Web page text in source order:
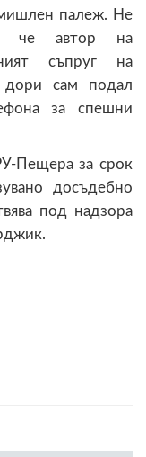
палеж. Не
че автор на
съпруг на
дори сам подал
за спешни
Пещера за срок
досъдебно
под надзора